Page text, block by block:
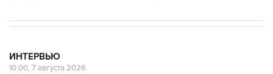
ИНТЕРВЬЮ
10:00, 7 августа 2026